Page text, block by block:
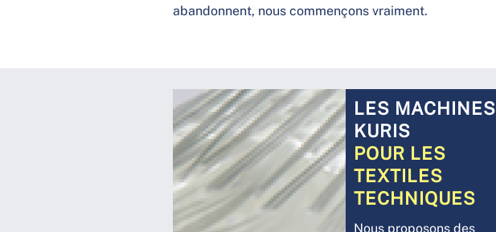
abandonnent, nous commençons vraiment.
LES MACHINES
KURIS
POUR LES
TEXTILES
TECHNIQUES
Nous proposons des